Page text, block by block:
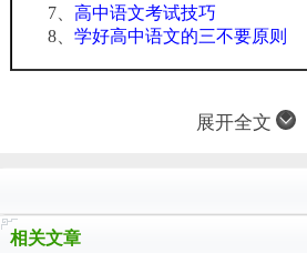
7、 高中语文考试技巧
8、 学好高中语文的三不要原则
展开全文
相关文章